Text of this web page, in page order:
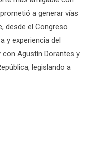
a generar vías
desde el Congreso
y experiencia del
Agustín Dorantes y
legislando a